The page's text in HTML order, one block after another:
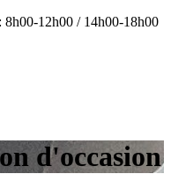
12h00 / 14h00-18h00
d'occasion